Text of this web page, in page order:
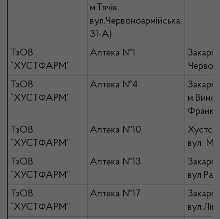
м.Тячів,
вул.Червоноармійська,
31-А)
ТзОВ
“ХУСТФАРМ”
Аптека №1
ТзОВ
“ХУСТФАРМ”
Аптека №4
ТзОВ
“ХУСТФАРМ”
Аптека №10
вул.
ТзОВ
“ХУСТФАРМ”
Аптека №13
ТзОВ
“ХУСТФАРМ”
Аптека №17